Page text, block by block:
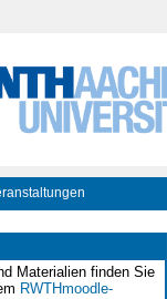
Materialien finden Sie
RWTHmoodle-